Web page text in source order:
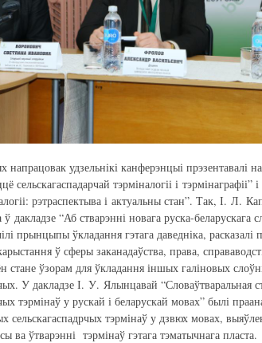
напрацовак удзельнікі канферэнцыі прэзентавалі
сельскагаспадарчай тэрміналогіі і
рэтраспектыва і актуальны стан”. Так, І. Л.
дакладзе “Аб стварэнні новага руска-беларускага
прынцыпы ўкладання гэтага даведніка,
ў сферы заканадаўства, права,
стане ўзорам для ўкладання іншых галіновых
У дакладзе І. У. Ялынцавай “Словаўтваральная
тэрмінаў у рускай і беларускай мовах” былі
сельскагаспадрчых тэрмінаў у дзвюх мовах,
ва ўтварэнні тэрмінаў гэтага тэматычнага пласта.